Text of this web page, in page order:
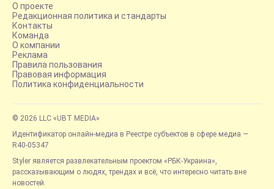
О проекте
Редакционная политика и стандарты
Контакты
Команда
О компании
Реклама
Правила пользования
Правовая информация
Политика конфиденциальности
© 2026 LLC «UBT MEDIA»
Идентификатор онлайн-медиа в Реестре субъектов в сфере медиа —
R40-05347
Styler является развлекательным проектом «РБК-Украина»,
рассказывающим о людях, трендах и всё, что интересно читать вне
новостей.